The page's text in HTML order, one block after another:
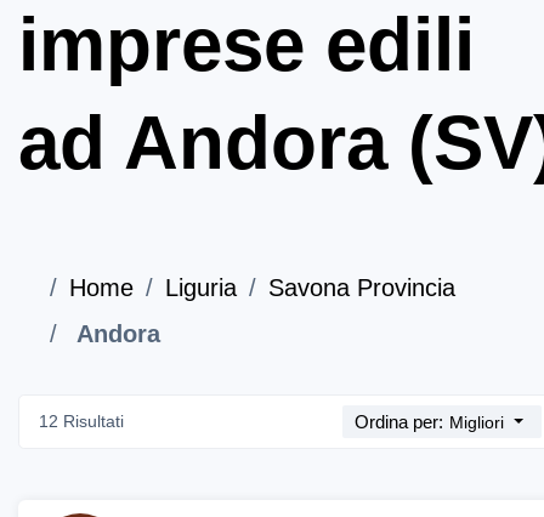
imprese edili
ad Andora
Home Liguria
Savona Provincia
Andora
12 Risultati Ordina per: Migliori